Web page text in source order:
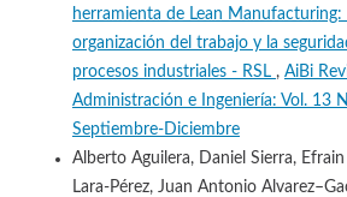
herramienta de Lean
organización del trabajo y la
procesos industriales - RSL , AiBi
Administración e Ingeniería: Vol. 13
Septiembre-Diciembre
Alberto Aguilera, Daniel Sierra,
Lara-Pérez, Juan Antonio